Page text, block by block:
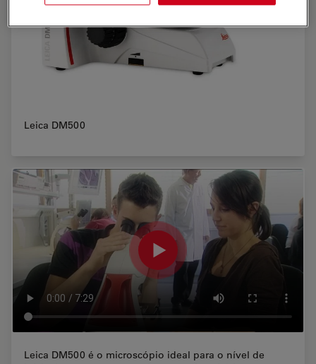
Leica DM500
Leica DM500 é o microscópio ideal para o nível de